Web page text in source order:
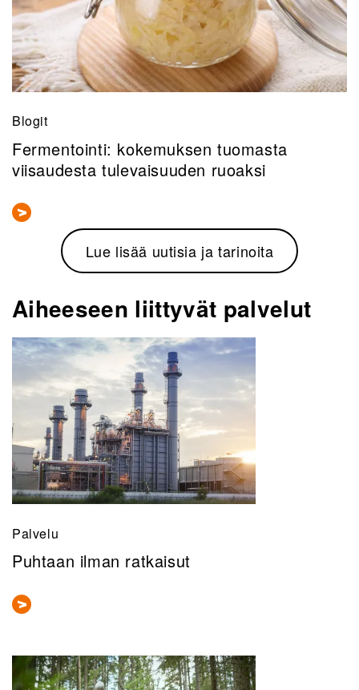
Blogit
Fermentointi: kokemuksen tuomasta
viisaudesta tulevaisuuden ruoaksi
Lue lisää uutisia ja tarinoita
Aiheeseen liittyvät palvelut
Palvelu
Puhtaan ilman ratkaisut